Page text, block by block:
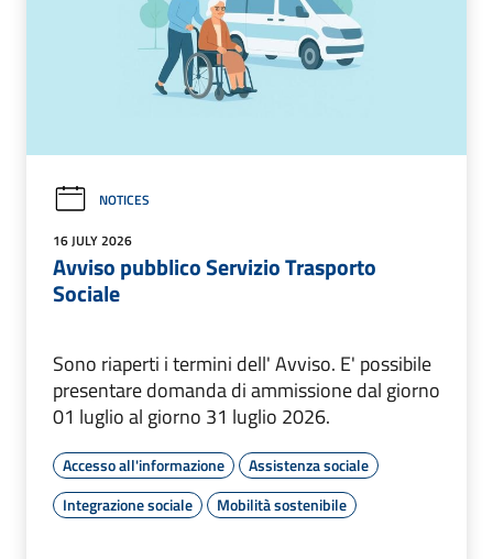
NOTICES
16 JULY 2026
Avviso pubblico Servizio Trasporto
Sociale
Sono riaperti i termini dell' Avviso. E' possibile
presentare domanda di ammissione dal giorno
01 luglio al giorno 31 luglio 2026.
Accesso all'informazione
Assistenza sociale
Integrazione sociale
Mobilità sostenibile